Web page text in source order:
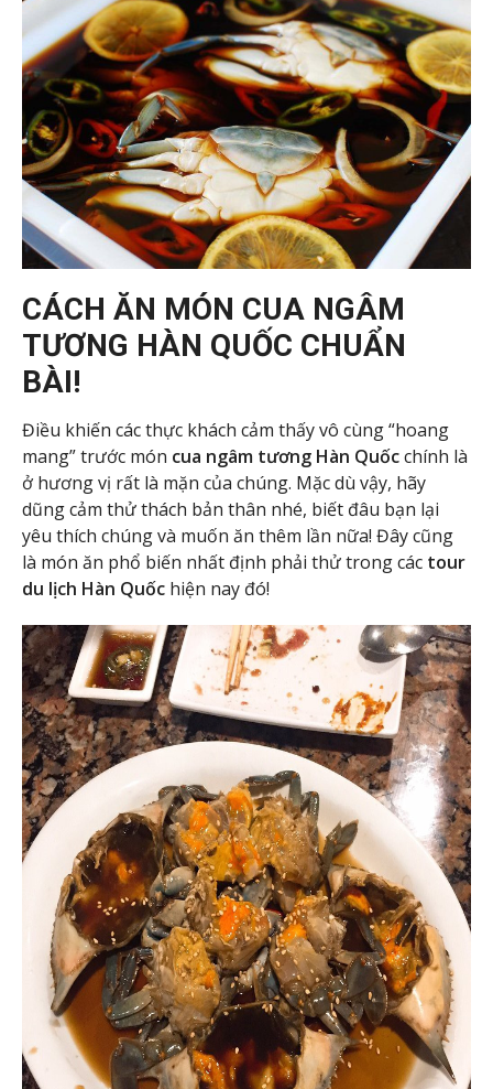
CÁCH ĂN MÓN CUA NGÂM
TƯƠNG HÀN QUỐC CHUẨN
BÀI!
Điều khiến các thực khách cảm thấy vô cùng “hoang
mang” trước món cua ngâm tương Hàn Quốcchính là
ở hương vị rất là mặn của chúng. Mặc dù vậy, hãy
dũng cảm thử thách bản thân nhé, biết đâu bạn lại
yêu thích chúng và muốn ăn thêm lần nữa! Đây cũng
là món ăn phổ biến nhất định phải thử trong các tour
du lịch Hàn Quốc hiện nay đó!